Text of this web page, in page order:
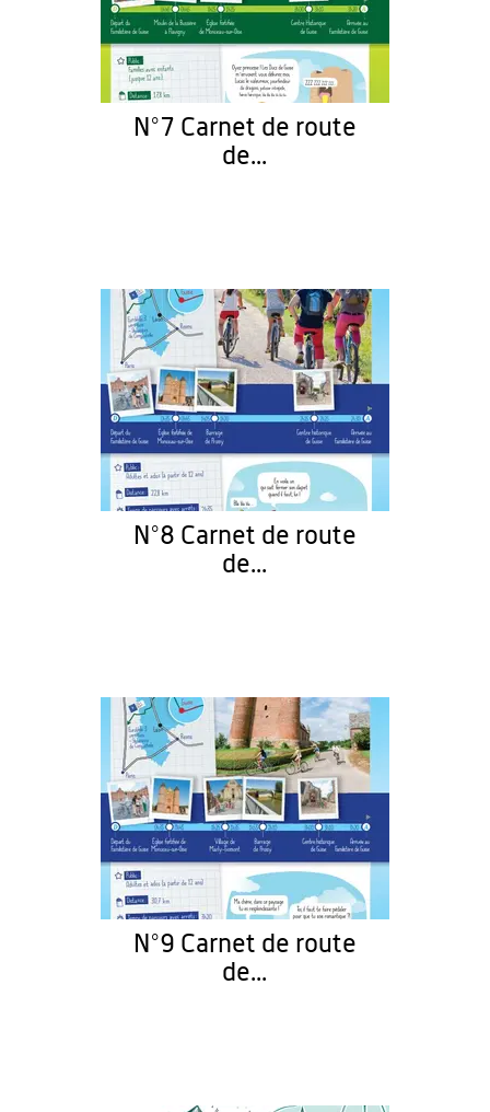
N°7 Carnet de route
de...
N°8 Carnet de route
de...
N°9 Carnet de route
de...